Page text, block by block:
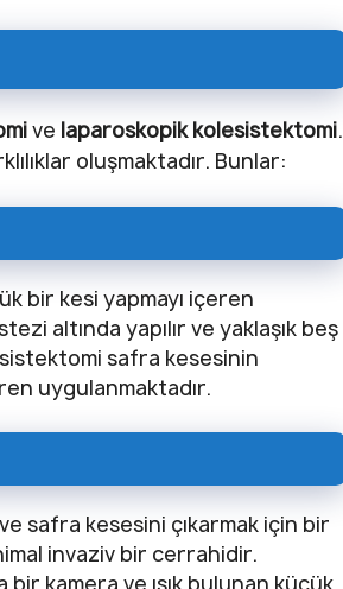
ve laparoskopik kolesistektomi.
oluşmaktadır. Bunlar:
bir kesi yapmayı içeren
altında yapılır ve yaklaşık beş
safra kesesinin
uygulanmaktadır.
safra kesesini çıkarmak için bir
invaziv bir cerrahidir.